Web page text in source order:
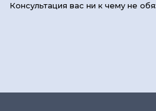
Консультация вас ни к чему не